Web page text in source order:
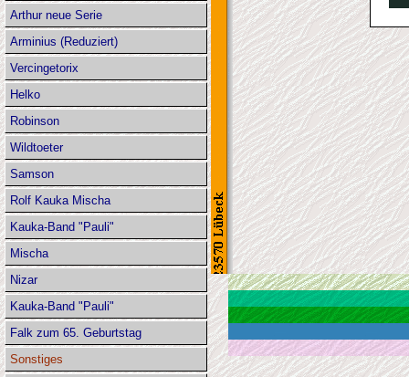
Arthur neue Serie
Arminius (Reduziert)
Vercingetorix
Helko
Robinson
Wildtoeter
Samson
Rolf Kauka Mischa
Kauka-Band "Pauli"
Mischa
Nizar
Kauka-Band "Pauli"
Falk zum 65. Geburtstag
Sonstiges